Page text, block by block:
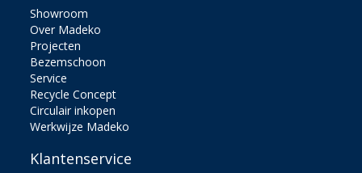
Showroom
Over Madeko
Projecten
Bezemschoon
Service
Recycle Concept
Circulair inkopen
Werkwijze Madeko
Klantenservice